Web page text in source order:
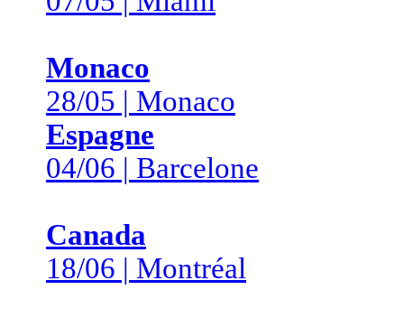
Monaco
28/05 | Monaco
Espagne
04/06 | Barcelone
Canada
18/06 | Montréal